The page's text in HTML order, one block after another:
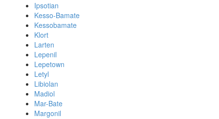
Ipsotian
Kesso-Bamate
Kessobamate
Klort
Larten
Lepenil
Lepetown
Letyl
Libiolan
Madiol
Mar-Bate
Margonil